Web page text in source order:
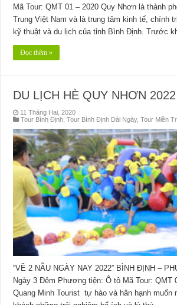
Mã Tour: QMT 01 – 2020 Quy Nhơn là thành
Trung Việt Nam và là trung tâm kinh tế, chính
kỹ thuật và du lịch của tỉnh Bình Định. Trước
Đọc thêm »
DU LỊCH HÈ QUY NHƠN 2022
11 Tháng Hai, 2020
Tour Bình Định,Tour Bình Định Dài Ngày,Tour Miền
“VỀ 2 NẪU NGÀY NAY 2022” BÌNH ĐỊNH –
Ngày 3 Đêm Phương tiện: Ô tô Mã Tour: QMT
Quang Minh Tourist tự hào và hân hạnh muốn